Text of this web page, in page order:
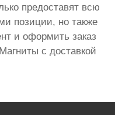
предоставят всю
позиции, но также
и оформить заказ
с доставкой